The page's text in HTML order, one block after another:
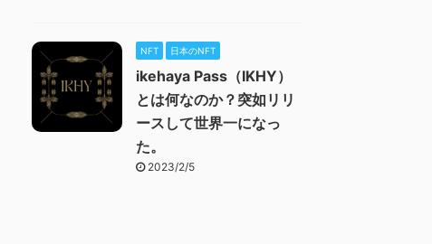
NFT 日本のNFT
ikehaya Pass（IKHY）
とは何なのか？突如リリ
ースして世界一になっ
た。
2023/2/5